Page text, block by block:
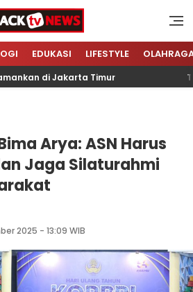
Referensi Terpercaya
EDUKASI LIFESTYLE
di Jakarta Timur
Arya: ASN Harus
Jaga Silaturahmi
2025 - 13:09 WIB